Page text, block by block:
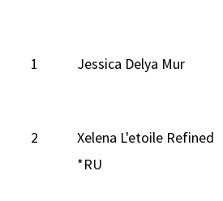
1 Jessica Delya Mur
2
Xelena L'etoile Refined
*RU